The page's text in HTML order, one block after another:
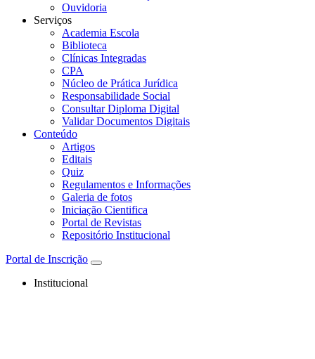
Ouvidoria
Serviços
Academia Escola
Biblioteca
Clínicas Integradas
CPA
Núcleo de Prática Jurídica
Responsabilidade Social
Consultar Diploma Digital
Validar Documentos Digitais
Conteúdo
Artigos
Editais
Quiz
Regulamentos e Informações
Galeria de fotos
Iniciação Cientifica
Portal de Revistas
Repositório Institucional
Portal de Inscrição
Institucional